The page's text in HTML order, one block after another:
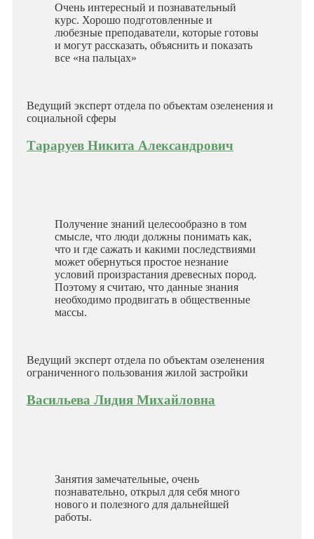
Очень интересный и познавательный
курс. Хорошо подготовленные и
любезные преподаватели, которые готовы
и могут рассказать, объяснить и показать
все «на пальцах»
Ведущий эксперт отдела по объектам озеленения и
социальной сферы
Тараруев Никита Александрович
Получение знаний целесообразно в том
смысле, что люди должны понимать как,
что и где сажать и какими последствиями
может обернуться простое незнание
условий произрастания древесных пород.
Поэтому я считаю, что данные знания
необходимо продвигать в общественные
массы.
Ведущий эксперт отдела по объектам озеленения
ограниченного пользования жилой застройки
Васильева Лидия Михайловна
Занятия замечательные, очень
познавательно, открыл для себя много
нового и полезного для дальнейшей
работы.